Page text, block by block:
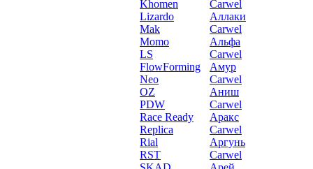
Khomen
Lizardo
Mak
Momo
LS
FlowForming
Neo
OZ
PDW
Race Ready
Replica
Rial
RST
Carwel
Аллаки
Carwel
Альфа
Carwel
Амур
Carwel
Аниш
Carwel
Аракс
Carwel
Аргунь
Carwel